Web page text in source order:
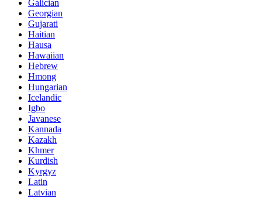
Galician
Georgian
Gujarati
Haitian
Hausa
Hawaiian
Hebrew
Hmong
Hungarian
Icelandic
Igbo
Javanese
Kannada
Kazakh
Khmer
Kurdish
Kyrgyz
Latin
Latvian